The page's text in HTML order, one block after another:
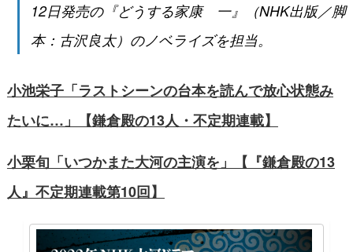
12日発売の『どうする家康 一』（NHK出版／脚
本：古沢良太）のノベライズを担当。
小池栄子「ラストシーンの台本を読んで放心状態み
たいに…」【鎌倉殿の13人・不定期連載】
小栗旬「いつかまた大河の主演を」【『鎌倉殿の13
人』不定期連載第10回】